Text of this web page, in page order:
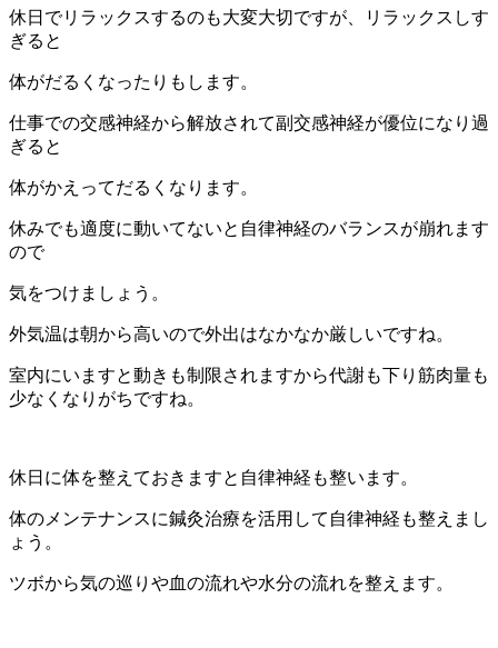
休日でリラックスするのも大変大切ですが、リラックスしす
ぎると
体がだるくなったりもします。
仕事での交感神経から解放されて副交感神経が優位になり過
ぎると
体がかえってだるくなります。
休みでも適度に動いてないと自律神経のバランスが崩れます
ので
気をつけましょう。
外気温は朝から高いので外出はなかなか厳しいですね。
室内にいますと動きも制限されますから代謝も下り筋肉量も
少なくなりがちですね。
休日に体を整えておきますと自律神経も整います。
体のメンテナンスに鍼灸治療を活用して自律神経も整えまし
ょう。
ツボから気の巡りや血の流れや水分の流れを整えます。